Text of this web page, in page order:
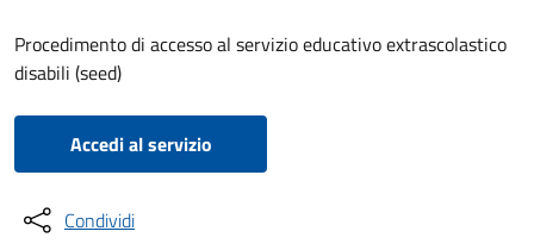
Procedimento di accesso al servizio educativo extrascolastico
disabili (seed)
Accedi al servizio
Condividi